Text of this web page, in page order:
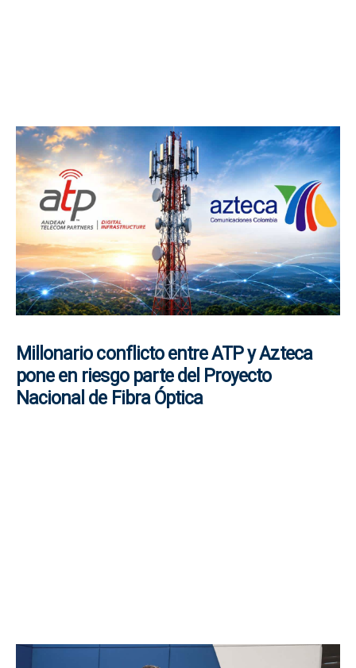
Millonario conflicto entre ATP y Azteca
pone en riesgo parte del Proyecto
Nacional de Fibra Óptica